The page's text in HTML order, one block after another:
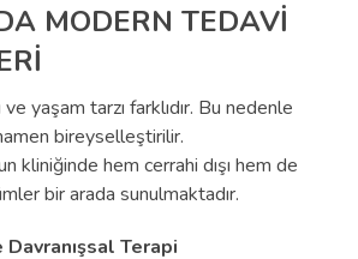
MODERN TEDAVİ
ve yaşam tarzı farklıdır. Bu nedenle
bireyselleştirilir.
kliniğinde hem cerrahi dışı hem de
bir arada sunulmaktadır.
Davranışsal Terapi